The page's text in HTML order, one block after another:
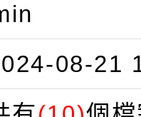
08-21